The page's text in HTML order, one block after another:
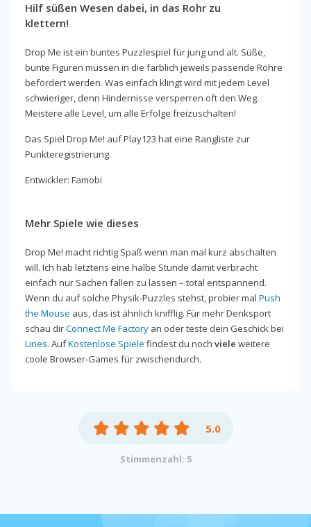
Hilf süßen Wesen dabei, in das Rohr zu
klettern!
Drop Me ist ein buntes Puzzlespiel für jung und alt. Süße,
bunte Figuren müssen in die farblich jeweils passende Röhre
befördert werden. Was einfach klingt wird mit jedem Level
schwieriger, denn Hindernisse versperren oft den Weg.
Meistere alle Level, um alle Erfolge freizuschalten!
Das Spiel Drop Me! auf Play123 hat eine Rangliste zur
Punkteregistrierung.
Entwickler: Famobi
Mehr Spiele wie dieses
Drop Me! macht richtig Spaß wenn man mal kurz abschalten
will. Ich hab letztens eine halbe Stunde damit verbracht
einfach nur Sachen fallen zu lassen – total entspannend.
Wenn du auf solche Physik-Puzzles stehst, probier mal Push
the Mouse aus, das ist ähnlich knifflig. Für mehr Denksport
schau dirConnect Me Factory an oder teste dein Geschick bei
Lines. AufKostenlose Spiele findest du noch viele weitere
coole Browser-Games für zwischendurch.
5.0
Stimmenzahl: 5